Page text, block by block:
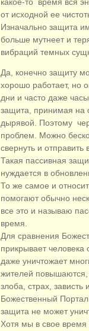
от исходной ее
Изначально защита
больше мутнеет и
вибраций темных
Да, конечно защиту
хорошо работает, но
дни и часто даже
защита, принимая на
дырявой. Поэтому
проблем. Можно
свернуть и
Такая пассивная
нуждается в
То же самое и
помогают обычно
все это и называю
время.
Для сравнения
прикрывает человека
даже уничтожает
жителей повышаются,
злоба, страх,
Божественный
защита не может
Хотя мы в свое время